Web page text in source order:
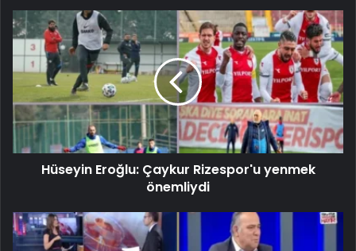
Hüseyin Eroğlu: Çaykur Rizespor'u yenmek
önemliydi